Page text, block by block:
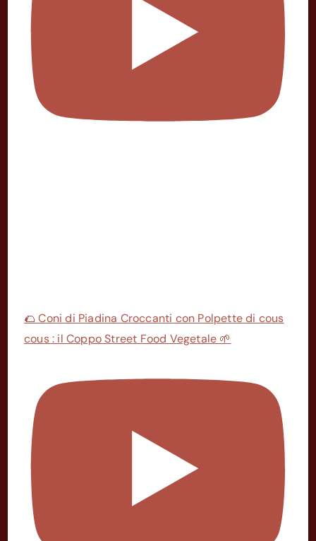
🌮 Coni di Piadina Croccanti con Polpette di cous
cous : il Coppo Street Food Vegetale 🌱